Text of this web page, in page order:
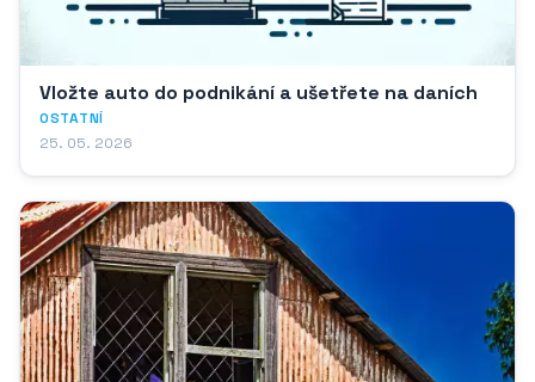
Vložte auto do podnikání a ušetřete na daních
OSTATNÍ
25. 05. 2026